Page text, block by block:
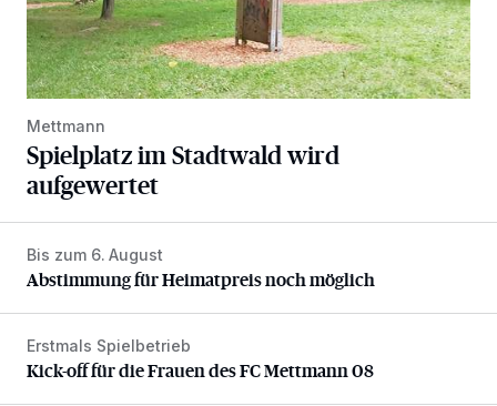
Mettmann
Spielplatz im Stadtwald wird
aufgewertet
Abstimmung für Heimatpreis noch möglich
Bis zum 6. August
Abstimmung für Heimatpreis noch möglich
Kick-off für die Frauen des FC Mettmann 08
Erstmals Spielbetrieb
Kick-off für die Frauen des FC Mettmann 08